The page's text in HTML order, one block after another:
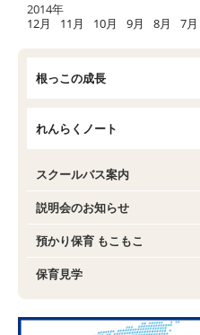
2014年
12月
11月 10月 9月 8月 7月
根っこの成長
れんらくノート
スクールバス案内
説明会のお知らせ
預かり保育 もこもこ
保育見学